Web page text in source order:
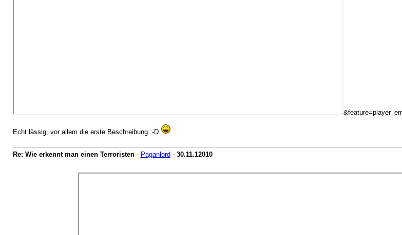
Echt lässig, vor allem die erste Beschreibung :-D
Re: Wie erkennt man einen Terroristen- Paganlord - 30.11.12010